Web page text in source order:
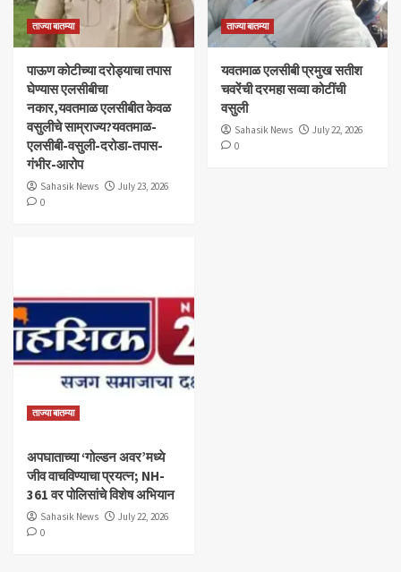
ताज्या बातम्या
पाऊण कोटीच्या दरोड्याचा तपास
घेण्यास एलसीबीचा
नकार,यवतमाळ एलसीबीत केवळ
वसुलीचे साम्राज्य?यवतमाळ-
एलसीबी-वसुली-दरोडा-तपास-
गंभीर-आरोप
Sahasik News
July 23, 2026
0
ताज्या बातम्या
यवतमाळ एलसीबी प्रमुख सतीश
चवरेंची दरमहा सव्वा कोटींची
वसुली
Sahasik News
July 22, 2026
0
ताज्या बातम्या
अपघाताच्या ‘गोल्डन अवर’मध्ये
जीव वाचविण्याचा प्रयत्न; NH-
361 वर पोलिसांचे विशेष अभियान
Sahasik News
July 22, 2026
0